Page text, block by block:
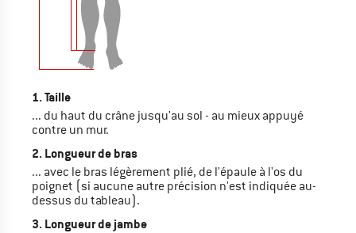
1. Taille
... du haut du crâne jusqu'au sol - au mieux appuyé
contre un mur.
2. Longueur de bras
... avec le bras légèrement plié, de l'épaule à l'os du
poignet (si aucune autre précision n'est indiquée au-
dessus du tableau).
3. Longueur de jambe